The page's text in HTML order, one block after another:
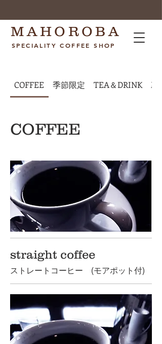
MAHOROBA
SPECIALITY COFFEE SHOP
COFFEE 季節限定 TEA＆DRINK
COFFEE
straight coffee
ストレートコーヒー (モアポット付)